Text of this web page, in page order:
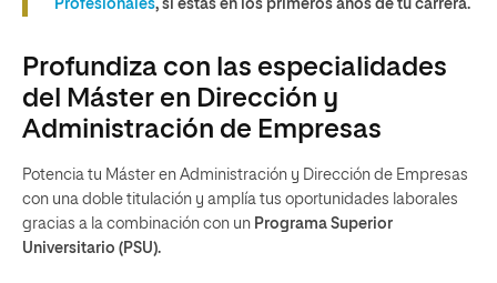
Profesionales, si estás en los primeros años de tu carrera.
Profundiza con las especialidades
del Máster en Dirección y
Administración de Empresas
Potencia tu Máster en Administración y Dirección de Empresas
con una doble titulación y amplía tus oportunidades laborales
gracias a la combinación con un Programa Superior
Universitario (PSU).